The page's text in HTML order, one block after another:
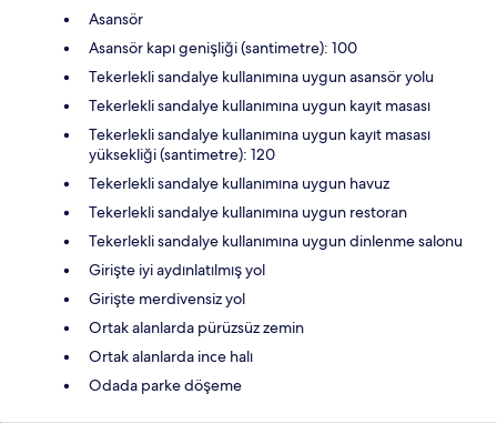
Asansör
Asansör kapı genişliği (santimetre): 100
Tekerlekli sandalye kullanımına uygun asansör yolu
Tekerlekli sandalye kullanımına uygun kayıt masası
Tekerlekli sandalye kullanımına uygun kayıt masası
yüksekliği (santimetre): 120
Tekerlekli sandalye kullanımına uygun havuz
Tekerlekli sandalye kullanımına uygun restoran
Tekerlekli sandalye kullanımına uygun dinlenme salonu
Girişte iyi aydınlatılmış yol
Girişte merdivensiz yol
Ortak alanlarda pürüzsüz zemin
Ortak alanlarda ince halı
Odada parke döşeme